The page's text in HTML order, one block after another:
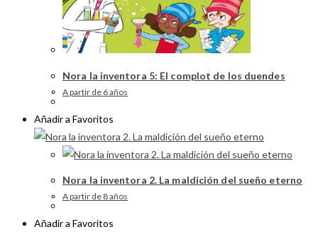
Nora la inventora 5: El complot de los duendes
A partir de 6 años
Añadir a Favoritos
Nora la inventora 2. La maldición del sueño eterno
A partir de 8 años
Añadir a Favoritos